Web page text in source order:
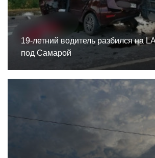
19-летний водитель разбился на
под Самарой